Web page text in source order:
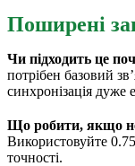
Поширені
Чи підходить це
потрібен базовий
синхронізація дуже
Що робити, якщо
Використовуйте
точності.